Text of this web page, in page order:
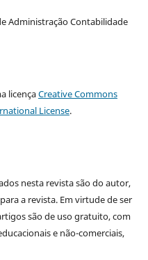
Administração Contabilidade
licençaCreative Commons
License.
nesta revista são do autor,
a revista. Em virtude de ser
são de uso gratuito, com
e não-comerciais,